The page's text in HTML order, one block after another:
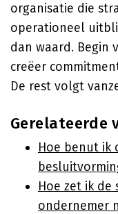
organisatie die
operationeel
dan waard. Begin
creëer
De rest volgt
Gerelateerde
Hoe benut ik
Hoe zet ik
ondernemer